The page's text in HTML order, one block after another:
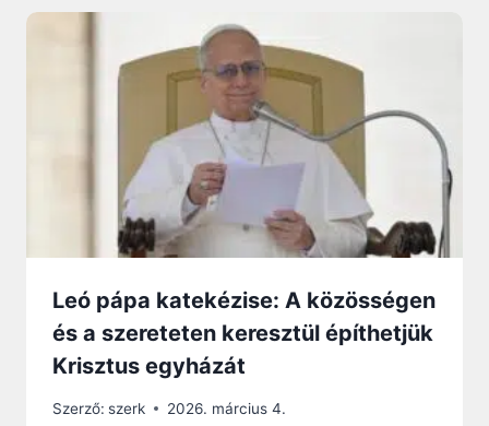
Leó pápa katekézise: A közösségen
és a szereteten keresztül építhetjük
Krisztus egyházát
Szerző: szerk 2026. március 4.